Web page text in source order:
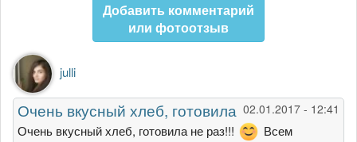
Добавить комментарий
или фотоотзыв
julli
02.01.2017 - 12:41
Очень вкусный хлеб, готовила
Очень вкусный хлеб, готовила не раз!!!
Всем